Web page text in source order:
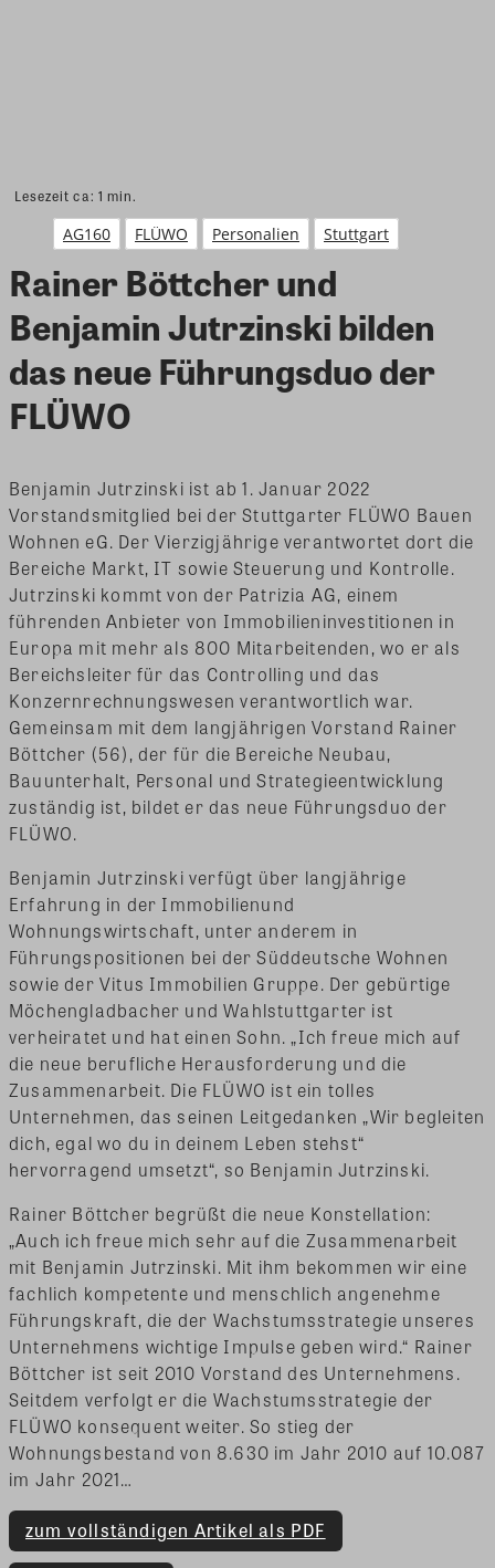
Lesezeit ca: 1 min.
AG160 FLÜWO Personalien Stuttgart
Rainer Böttcher und
Benjamin Jutrzinski bilden
das neue Führungsduo der
FLÜWO
Benjamin Jutrzinski ist ab 1. Januar 2022
Vorstandsmitglied bei der Stuttgarter FLÜWO Bauen
Wohnen eG. Der Vierzigjährige verantwortet dort die
Bereiche Markt, IT sowie Steuerung und Kontrolle.
Jutrzinski kommt von der Patrizia AG, einem
führenden Anbieter von Immobilieninvestitionen in
Europa mit mehr als 800 Mitarbeitenden, wo er als
Bereichsleiter für das Controlling und das
Konzernrechnungswesen verantwortlich war.
Gemeinsam mit dem langjährigen Vorstand Rainer
Böttcher (56), der für die Bereiche Neubau,
Bauunterhalt, Personal und Strategieentwicklung
zuständig ist, bildet er das neue Führungsduo der
FLÜWO.
Benjamin Jutrzinski verfügt über langjährige
Erfahrung in der Immobilienund
Wohnungswirtschaft, unter anderem in
Führungspositionen bei der Süddeutsche Wohnen
sowie der Vitus Immobilien Gruppe. Der gebürtige
Möchengladbacher und Wahlstuttgarter ist
verheiratet und hat einen Sohn. „Ich freue mich auf
die neue berufliche Herausforderung und die
Zusammenarbeit. Die FLÜWO ist ein tolles
Unternehmen, das seinen Leitgedanken „Wir begleiten
dich, egal wo du in deinem Leben stehst“
hervorragend umsetzt“, so Benjamin Jutrzinski.
Rainer Böttcher begrüßt die neue Konstellation:
„Auch ich freue mich sehr auf die Zusammenarbeit
mit Benjamin Jutrzinski. Mit ihm bekommen wir eine
fachlich kompetente und menschlich angenehme
Führungskraft, die der Wachstumsstrategie unseres
Unternehmens wichtige Impulse geben wird.“ Rainer
Böttcher ist seit 2010 Vorstand des Unternehmens.
Seitdem verfolgt er die Wachstumsstrategie der
FLÜWO konsequent weiter. So stieg der
Wohnungsbestand von 8.630 im Jahr 2010 auf 10.087
im Jahr 2021…
zum vollständigen Artikel als PDF